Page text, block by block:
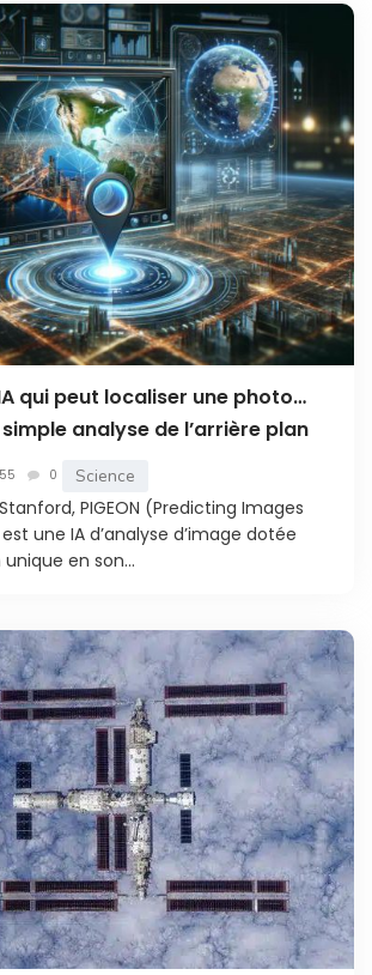
qui peut localiser une photo…
analyse de l’arrière plan
0 Science
PIGEON (Predicting Images
une IA d’analyse d’image dotée
en son...